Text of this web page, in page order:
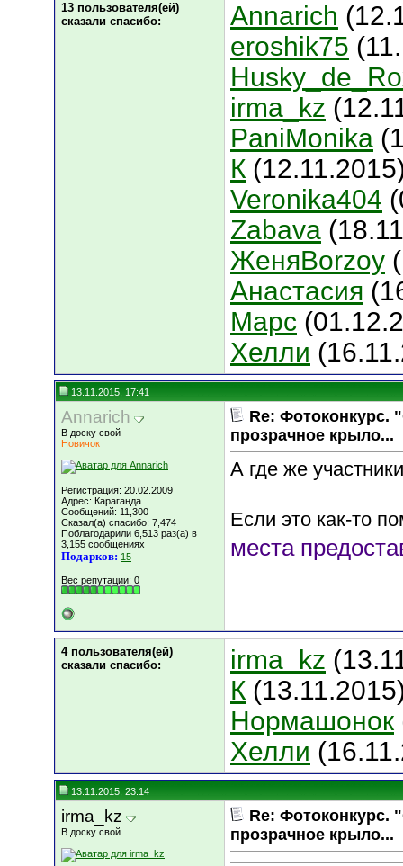
13 пользователя(ей)
сказали cпасибо:
Annarich
eroshik75
irma_kz
PaniMonika
К
Veronika404
Zabava
ЖеняBorzoy
Анастасия
Марс
Хелли
13.11.2015, 17:41
Annarich
В доску свой
Новичок
Регистрация: 20.02.2009
Адрес: Караганда
Сообщений: 11,300
Сказал(а) спасибо: 7,474
Поблагодарили 6,513 раз(а) в
3,155 сообщениях
Подарков: 15
Вес репутации: 0
Re: Фотоконкурс.
прозрачное крыло...
А где же
Если это как-то
места
4 пользователя(ей)
сказали cпасибо:
irma_kz
К
Нормашонок
Хелли
13.11.2015, 23:14
irma_kz
В доску свой
Re: Фотоконкурс.
прозрачное крыло...